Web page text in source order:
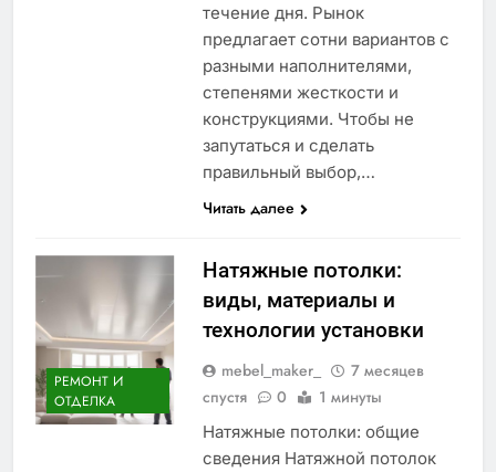
течение дня. Рынок
предлагает сотни вариантов с
разными наполнителями,
степенями жесткости и
конструкциями. Чтобы не
запутаться и сделать
правильный выбор,…
Читать далее
РЕМОНТ И
ОТДЕЛКА
Натяжные потолки:
виды, материалы и
технологии установки
mebel_maker_
7 месяцев
спустя
0 1 минуты
Натяжные потолки: общие
сведения Натяжной потолок